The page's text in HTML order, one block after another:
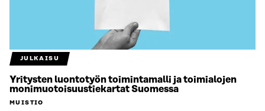
JULKAISU
Yritysten luontotyön toimintamalli ja toimialojen
monimuotoisuustiekartat Suomessa
MUISTIO